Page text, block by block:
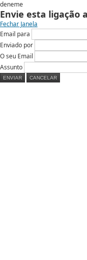
deneme
Envie esta ligação
Fechar Janela
Email para
Enviado por
O seu Email
Assunto
ENVIAR CANCELAR